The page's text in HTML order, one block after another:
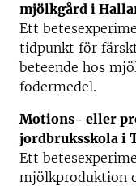
mjölkgård i
Ett
tidpunkt för
beteende hos
fodermedel.
Motions- eller
jordbruksskola i
Ett
mjölkproduktion